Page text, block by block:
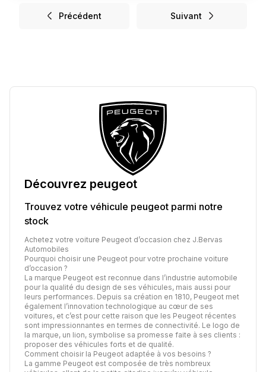
Précédent Suivant
Découvrez peugeot
Trouvez votre véhicule peugeot parmi notre
stock
Achetez votre voiture Peugeot d’occasion chez J.Bervas
Automobiles
Pourquoi choisir une Peugeot pour votre prochaine voiture
d’occasion ?
La marque Peugeot est reconnue dans l’industrie automobile
pour la qualité du design de ses véhicules, mais aussi pour
leurs performances. Depuis sa création en 1810, Peugeot met
également l’innovation technologique au cœur de ses
voitures, et c’est pour cette raison que les Peugeot récentes
sont impressionnantes en termes de connectivité. Le logo de
la marque, un lion, symbolise sa promesse faite à ses clients :
proposer des véhicules forts et de qualité.
Comment choisir la Peugeot adaptée à vos besoins ?
La gamme Peugeot est composée de très nombreux